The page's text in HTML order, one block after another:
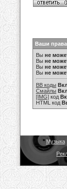
Ваши
Вы не
Вы не
Вы не
Вы не
BB коды
Смайлы
[IMG] код
HTML код
Музыка